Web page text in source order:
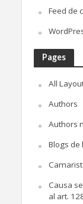
Feed de
Pages
All
Authors
Authors
Blogs de
Causa
al art.